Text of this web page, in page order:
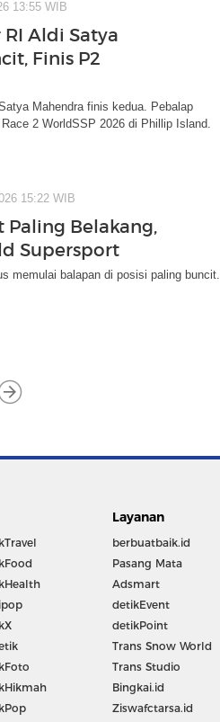
13:55 WIB
Aldi Satya
Finis P2
Mahendra finis kedua. Pebalap
2 WorldSSP 2026 di Phillip Island.
15:22 WIB
Paling Belakang,
Supersport
memulai balapan di posisi paling buncit.
Layanan
berbuatbaik.id
Pasang Mata
Adsmart
detikEvent
detikPoint
Trans Snow World
Trans Studio
Bingkai.id
Ziswafctarsa.id